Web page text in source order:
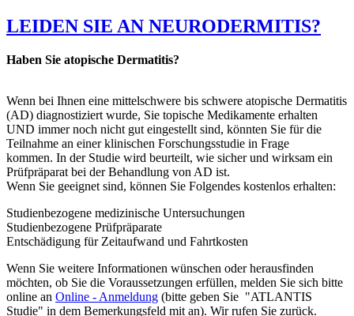
LEIDEN SIE AN NEURODERMITIS?
Haben Sie atopische Dermatitis?
Wenn bei Ihnen eine mittelschwere bis schwere atopische Dermatitis
(AD) diagnostiziert wurde, Sie topische Medikamente erhalten
UND immer noch nicht gut eingestellt sind, könnten Sie für die
Teilnahme an einer klinischen Forschungsstudie in Frage
kommen. In der Studie wird beurteilt, wie sicher und wirksam ein
Prüfpräparat bei der Behandlung von AD ist.
Wenn Sie geeignet sind, können Sie Folgendes kostenlos erhalten:
Studienbezogene medizinische Untersuchungen
Studienbezogene Prüfpräparate
Entschädigung für Zeitaufwand und Fahrtkosten
Wenn Sie weitere Informationen wünschen oder herausfinden
möchten, ob Sie die Voraussetzungen erfüllen, melden Sie sich bitte
online an Online - Anmeldung (bitte geben Sie "ATLANTIS
Studie" in dem Bemerkungsfeld mit an). Wir rufen Sie zurück.